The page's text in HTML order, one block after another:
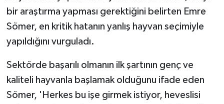
bir araştırma yapması gerektiğini belirten Emre
Sömer, en kritik hatanın yanlış hayvan seçimiyle
yapıldığını vurguladı.
Sektörde başarılı olmanın ilk şartının genç ve
kaliteli hayvanla başlamak olduğunu ifade eden
Sömer, 'Herkes bu işe girmek istiyor, heveslisi
Otomobil
POLİTİKA
Sağlık
SİYASET